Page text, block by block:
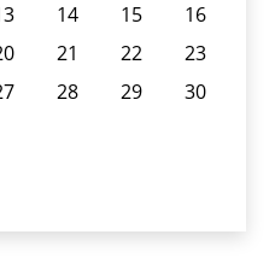
14 15
16
21 22
23
28 29
30